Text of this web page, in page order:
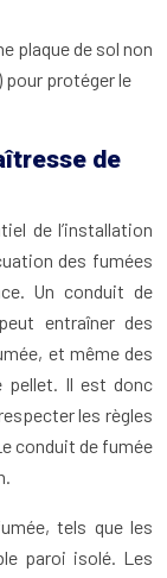
plaque de sol non
pour protéger le
de
de l’installation
des fumées
Un conduit de
entraîner des
et même des
pellet. Il est donc
les règles
conduit de fumée
tels que les
paroi isolé. Les